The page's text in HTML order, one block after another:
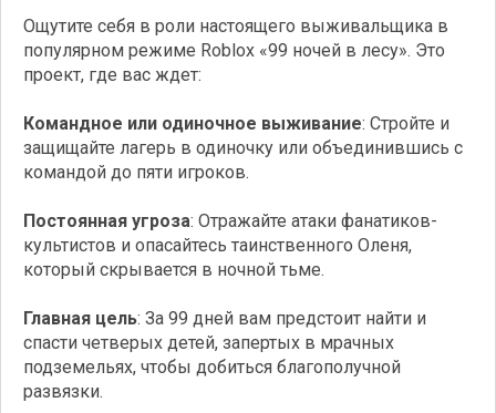
Ощутите себя в роли настоящего выживальщика в
популярном режиме Roblox «99 ночей в лесу». Это
проект, где вас ждет:
Командное или одиночное выживание: Стройте и
защищайте лагерь в одиночку или объединившись с
командой до пяти игроков.
Постоянная угроза: Отражайте атаки фанатиков-
культистов и опасайтесь таинственного Оленя,
который скрывается в ночной тьме.
Главная цель: За 99 дней вам предстоит найти и
спасти четверых детей, запертых в мрачных
подземельях, чтобы добиться благополучной
развязки.